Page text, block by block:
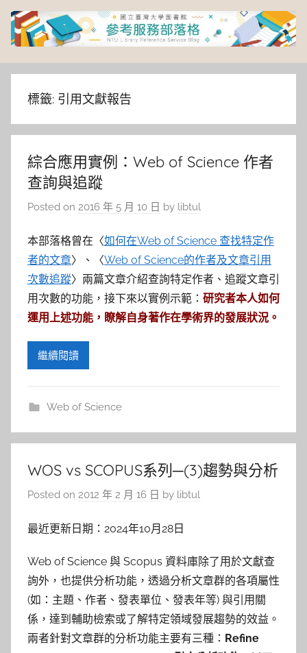
Skip
content
臺
灣
大
學
圖
書
館
參
考
服
務
部
落
標籤: 引用文獻報告
綜合應用實例：Web of Science 作者
查詢與追蹤
Posted on 2016 年 5 月 10 日 by libtul
本部落格曾在〈如何在Web of Science 查找特定作
者的文章〉、〈Web of Science的作者及文章引用
次數追蹤〉兩篇文章介紹查詢特定作者、追蹤文章引
用次數的功能，接下來以實例示範： 研究者本人如何
運用上述功能，瞭解自身著作在學術界的發展狀況。
繼續閱讀
Web of Science
WOS vs SCOPUS系列─(3)趨勢與分析
Posted on 2012 年 2 月 16 日 by libtul
最近更新日期：2024年10月28日
Web of Science 與 Scopus 資料庫除了用於文獻查
詢外，也提供分析功能，透過分析文章群的各項屬性
(如：主題、作者、發表單位、發表年等) 與引用關
係，達到輔助檢索或了解特定領域發展趨勢的效益。
兩者針對文章群的分析功能主要有三種： Refine